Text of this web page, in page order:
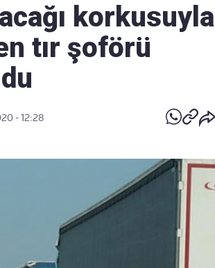
korkusuyla
tır şoförü
- 12:28